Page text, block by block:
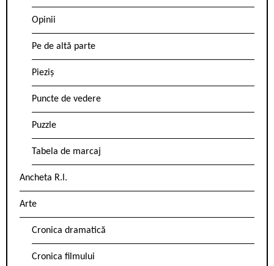
Opinii
Pe de altă parte
Pieziș
Puncte de vedere
Puzzle
Tabela de marcaj
Ancheta R.l.
Arte
Cronica dramatică
Cronica filmului